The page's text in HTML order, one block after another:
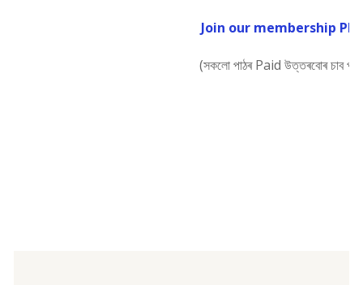
Join our membership
(সকলো পাঠৰ Paid উত্তৰবোৰ চাব